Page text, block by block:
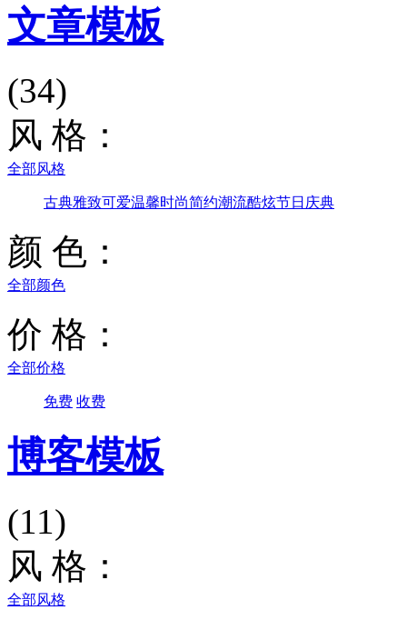
文章模板
(34)
风 格：
全部风格
古典雅致可爱温馨时尚简约潮流酷炫节日庆典
颜 色：
全部颜色
价 格：
全部价格
免费 收费
博客模板
(11)
风 格：
全部风格